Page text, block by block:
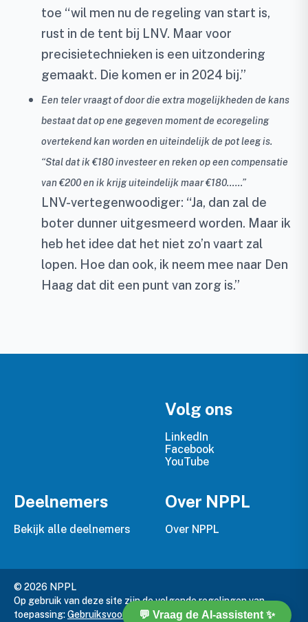
toe “wil men nu de regeling van start is,
rust in de tent bij LNV. Maar voor
precisietechnieken is een uitzondering
gemaakt. Die komen er in 2024 bij.”
Een teler vraagt of door die extra mogelijkheden de kans
bestaat dat op ene gegeven moment de ecoregeling
overtekend kan worden en uiteindelijk de pot leeg is.
“Stal dat ik €180 investeer en reken op een compensatie
van €200 en ik krijg uiteindelijk maar €180……”
LNV-vertegenwoodiger: “Ja, dan zal de
boter dunner uitgesmeerd worden. Maar ik
heb het idee dat het niet zo’n vaart zal
lopen. Hoe dan ook, ik neem mee naar Den
Haag dat dit een punt van zorg is.”
Volg ons
LinkedIn
Facebook
YouTube
Deelnemers
Bekijk alle deelnemers
Over NPPL
Over NPPL
© 2026 NPPL
Op gebruik van deze site zijn de volgende regelingen van
toepassing:Gebruiksvoorwaarden,Privacy PolicyenCookie